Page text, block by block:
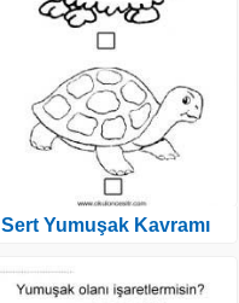
Sert Yumuşak Kavramı